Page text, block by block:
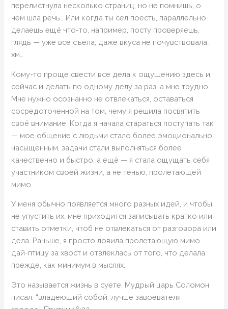
перелистнула несколько страниц, но не помнишь, о
чем шла речь… Или когда ты сел поесть, параллельно
делаешь ещё что-то, например, посту проверяешь,
глядь — уже все съела, даже вкуса не почувствовала…
хм…
Кому-то проще свести все дела к ощущению здесь и
сейчас и делать по одному делу за раз, а мне трудно.
Мне нужно осознанно не отвлекаться, оставаться
сосредоточенной на том, чему я решила посвятить
своё внимание. Когда я начала стараться поступать так
— мое общение с людьми стало более эмоционально
насыщенным, задачи стали выполняться более
качественно и быстро, а ещё — я стала ощущать себя
участником своей жизни, а не тенью, пролетающей
мимо.
У меня обычно появляется много разных идей, и чтобы
не упустить их, мне приходится записывать кратко или
ставить отметки, чтоб не отвлекаться от разговора или
дела. Раньше, я просто ловила пролетающую мимо
дай-птицу за хвост и отвлеклась от того, что делала
прежде, как минимум в мыслях.
Это называется жизнь в суете. Мудрый царь Соломон
писал: “владеющий собой, лучше завоевателя